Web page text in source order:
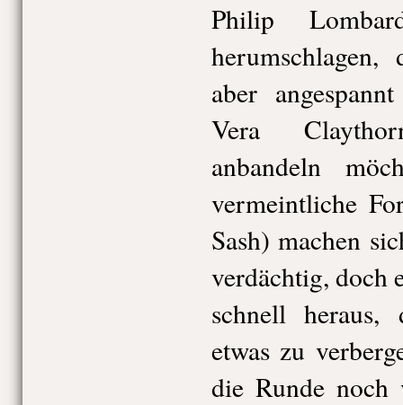
Philip
aber
Vera
anbandeln
vermeintliche
Sash) machen
verdächtig, doch
schnell heraus,
etwas zu
die Runde noch